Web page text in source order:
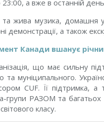
а вже в останній
та жива музика, домашня
демонстрації, а також
Канади вшанує
що має сильну
та муніципального.
CUF. Її підтримка, а
групи РАЗОМ та
класу.